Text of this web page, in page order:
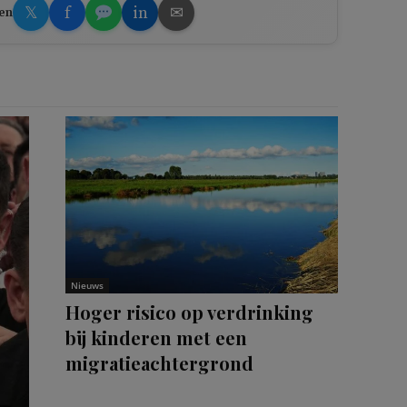
𝕏 f in ✉
Nieuws
Hoger risico op verdrinking
bij kinderen met een
migratieachtergrond